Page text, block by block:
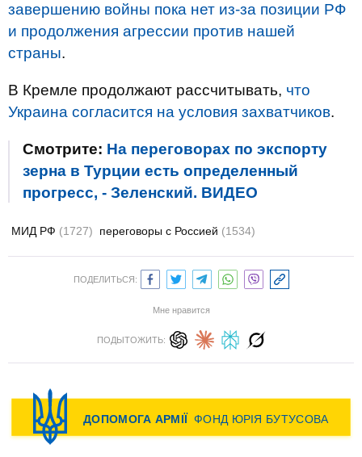
завершению войны пока нет из-за позиции РФ
и продолжения агрессии против нашей
страны.
В Кремле продолжают рассчитывать, что
Украина согласится на условия захватчиков.
Смотрите: На переговорах по экспорту
зерна в Турции есть определенный
прогресс, - Зеленский. ВИДЕО
МИД РФ (1727) переговоры с Россией (1534)
ПОДЕЛИТЬСЯ:
Мне нравится
ПОДЫТОЖИТЬ: